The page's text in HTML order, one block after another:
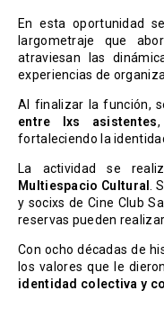
En esta oportunidad
largometraje que
atraviesan las
experiencias de
Al finalizar la función,
entre lxs asistentes
fortaleciendo la
La actividad se
Multiespacio Cultural.
y socixs de Cine Club
reservas pueden
Con ocho décadas de
los valores que le
identidad colectiva y